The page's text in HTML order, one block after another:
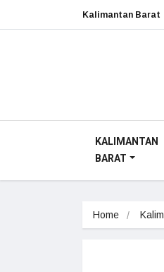
Kalimantan Barat
KALIMANTAN
BARAT
Home